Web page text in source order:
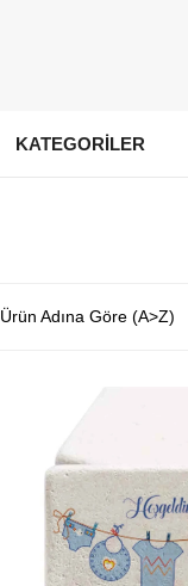
KATEGORİLER
Ürün Adına Göre (A>Z)